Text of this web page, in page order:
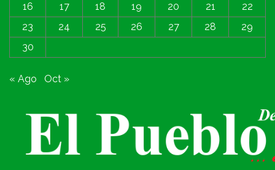
16
17 18 19 20 21
22
23
24 25 26 27 28
29
30
« Ago Oct »